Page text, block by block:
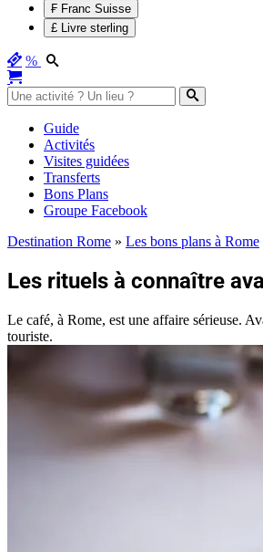
₣ Franc Suisse
£ Livre sterling
%
Guide
Activités
Visites guidées
Transferts
Bons Plans
Groupe Facebook
Destination Rome » Les bons plans à Rome
Les rituels à connaître
Le café, à Rome, est une affaire sérieuse.
touriste.